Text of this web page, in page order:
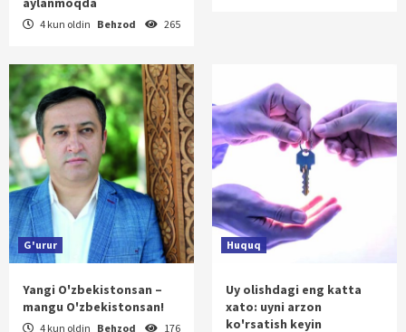
4 kun oldin Behzod 265
G'urur
Yangi O'zbekistonsan –
mangu O'zbekistonsan!
4 kun oldin Behzod 176
Huquq
Uy olishdagi eng katta
xato: uyni arzon
ko'rsatish keyin